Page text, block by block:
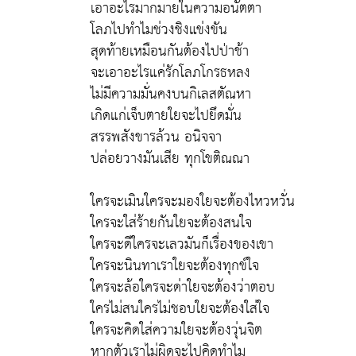
เอาอะไรมากมายในความอนัตตา
โลภไปทำไมช่วงชิงแข่งขัน
สุดท้ายเหมือนกันต้องไปป่าช้า
จะเอาอะไรแค่รักโลภโกรธหลง
ไม่มีความมั่นคงบนกิเลสตัณหา
เกิดแก่เจ็บตายใยจะไปยึดมั่น
สรรพสังขารล้วน อนิจจา
ปล่อยวางมันเสีย ทุกโขติณณา
ใครจะเมินใครจะมองใยจะต้องไหวหวั่น
ใครจะใส่ร้ายกันใยจะต้องสนใจ
ใครจะดีใครจะเลวมันก็เรื่องของเขา
ใครจะนินทาเราใยจะต้องทุกข์ใจ
ใครจะล้อใครจะด่าใยจะต้องว่าตอบ
ใครไม่สนใครไม่ชอบใยจะต้องใส่ใจ
ใครจะคิดใส่ความใยจะต้องวุ่นจิต